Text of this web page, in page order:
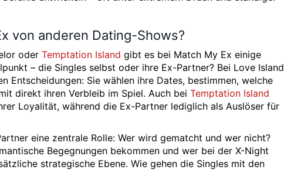
von anderen Dating-Shows?
oder Temptation Island gibt es bei Match My Ex einige
– die Singles selbst oder ihre Ex-Partner? Bei Love Island
Entscheidungen: Sie wählen ihre Dates, bestimmen, welche
direkt ihren Verbleib im Spiel. Auch bei Temptation Island
Loyalität, während die Ex-Partner lediglich als Auslöser für
eine zentrale Rolle: Wer wird gematcht und wer nicht?
Begegnungen bekommen und wer bei der X-Night
strategische Ebene. Wie gehen die Singles mit den